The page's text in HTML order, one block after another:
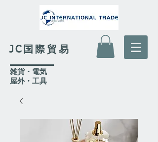
JC国際貿易
​雑貨・電気
​屋外・工具